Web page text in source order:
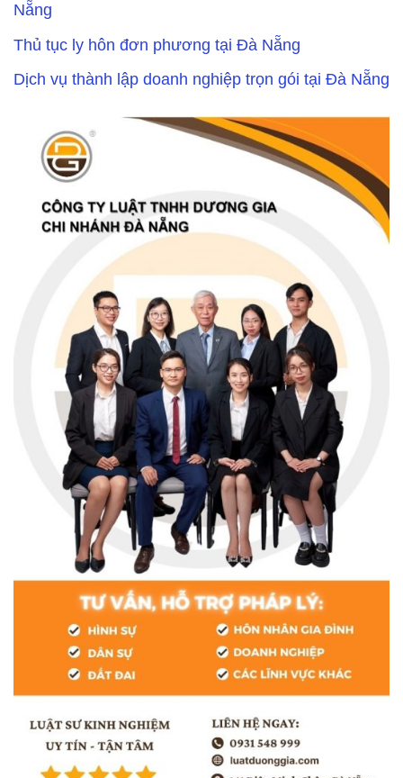
Nẵng
Thủ tục ly hôn đơn phương tại Đà Nẵng
Dịch vụ thành lập doanh nghiệp trọn gói tại Đà Nẵng